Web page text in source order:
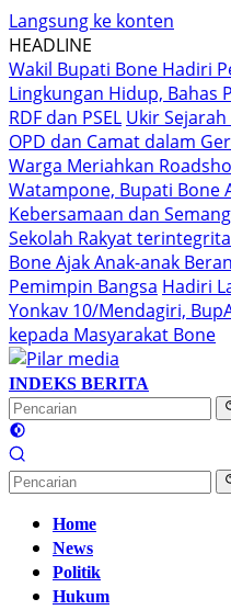
Langsung ke konten
HEADLINE
Wakil Bupati Bone Hadiri
Lingkungan Hidup, Bahas
RDF dan PSEL Ukir
OPD dan Camat dalam
Warga Meriahkan
Watampone, Bupati Bone
Kebersamaan dan
Sekolah Rakyat
Bone Ajak Anak-anak
Pemimpin Bangsa Hadiri
Yonkav 10/Mendagiri,
kepada Masyarakat Bone
INDEKS BERITA
Home
News
Politik
Hukum